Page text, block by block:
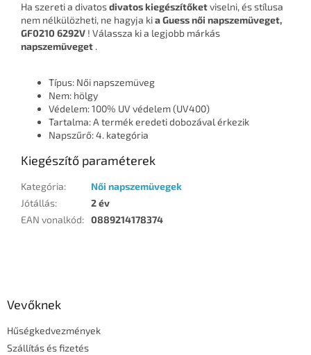
Ha szereti a divatosdivatos kiegészítőketviselni, és stílusa
nem nélkülözheti, ne hagyja kia Guess női napszemüveget,
GF0210 6292V ! Válassza ki a legjobb márkás
napszemüveget .
Típus: Női napszemüveg
Nem: hölgy
Védelem: 100% UV védelem (UV400)
Tartalma: A termék eredeti dobozával érkezik
Napszűrő: 4. kategória
Kiegészítő paraméterek
Kategória:
Női napszemüvegek
Jótállás:
2 év
EAN vonalkód: 0889214178374
Vevőknek
Hűségkedvezmények
Szállítás és fizetés